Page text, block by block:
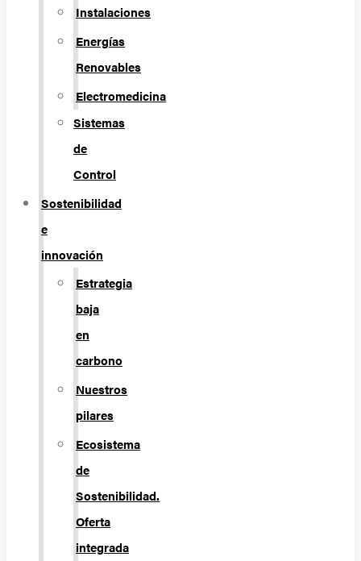
Instalaciones
Energías
Renovables
Electromedicina
Sistemas
de
Control
Sostenibilidad
e
innovación
Estrategia
baja
en
carbono
Nuestros
pilares
Ecosistema
de
Sostenibilidad.
Oferta
integrada